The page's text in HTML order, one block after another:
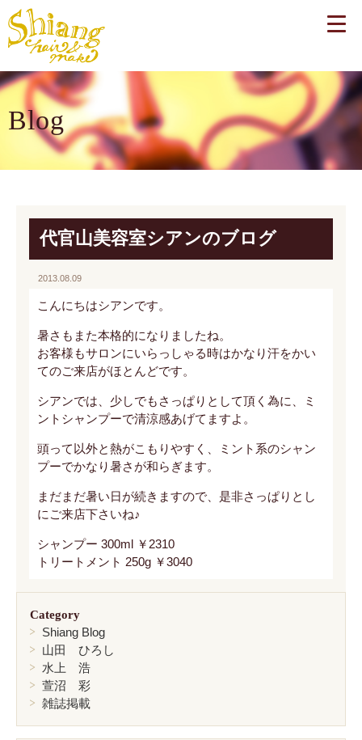
Blog
代官山美容室シアンのブログ
2013.08.09
こんにちはシアンです。
暑さもまた本格的になりましたね。
お客様もサロンにいらっしゃる時はかなり汗をかい
てのご来店がほとんどです。
シアンでは、少しでもさっぱりとして頂く為に、ミ
ントシャンプーで清涼感あげてますよ。
頭って以外と熱がこもりやすく、ミント系のシャン
プーでかなり暑さが和らぎます。
まだまだ暑い日が続きますので、是非さっぱりとし
にご来店下さいね♪
シャンプー 300ml ￥2310
トリートメント 250g ￥3040
Category
Shiang Blog
山田 ひろし
水上 浩
萱沼 彩
雑誌掲載